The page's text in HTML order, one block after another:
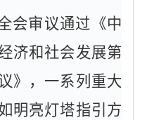
会审议通过《中
济和社会发展第
》，一系列重大
明亮灯塔指引方